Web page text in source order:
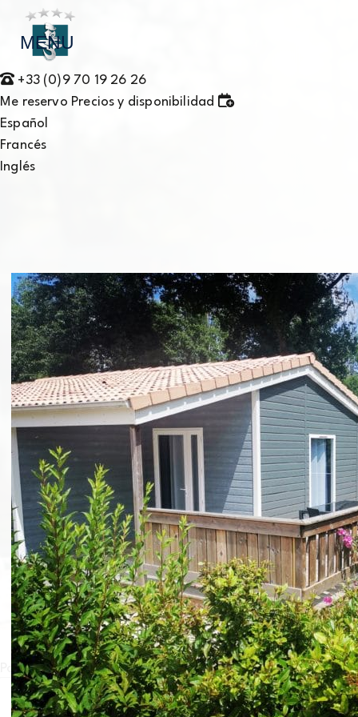
+33 (0)9 70 19 26 26
Me reservo Precios y disponibilidad
MENU
Español
Francés
Inglés
La mesa Mélusine
Camping Puy du Fou»Noticias Les Epesses»La mesa Mélusine
Pour bien commencer la journée